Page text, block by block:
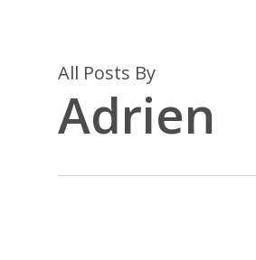
All Posts By
Adrien